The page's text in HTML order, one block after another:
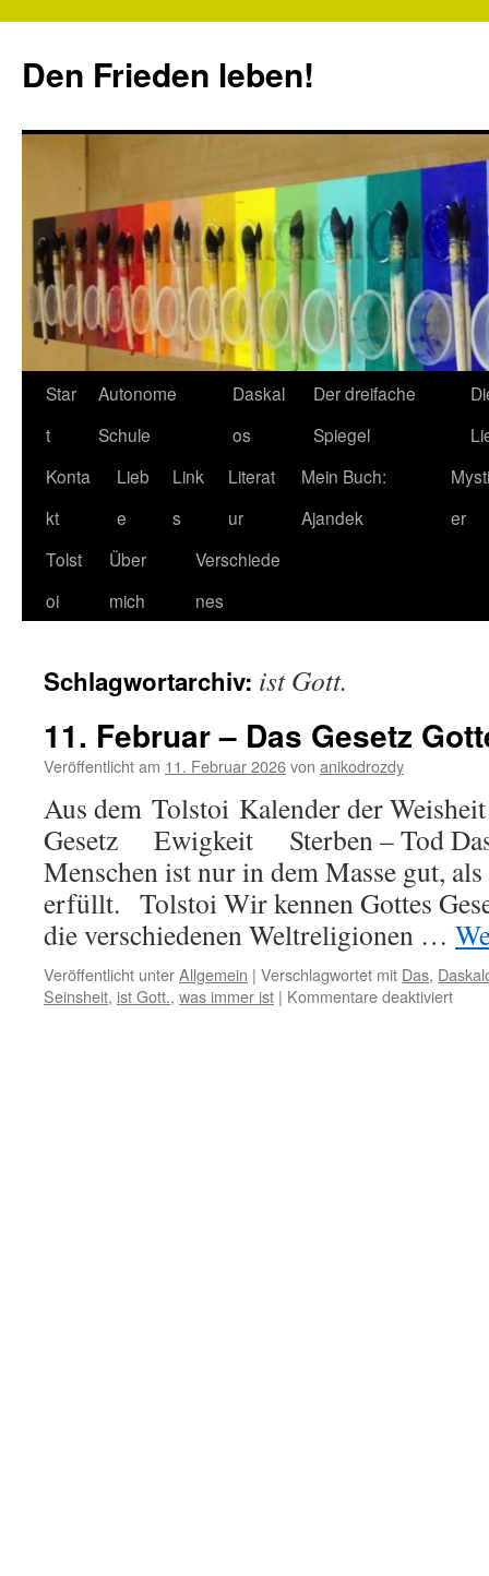
springen
Den Frieden leben!
Star
t
Autonome
Schule
Daskal
os
Der dreifache
Spiegel
Konta
kt
Lieb
e
Link
s
Literat
ur
Mein Buch:
Ajandek
er
Tolst
oi
Über
mich
Verschiede
nes
Schlagwortarchiv: ist Gott.
11. Februar – Das Gesetz
Veröffentlicht am 11. Februar 2026von anikodrozdy
Aus dem Tolstoi Kalender der
Gesetz Ewigkeit Sterben – Tod Das
Menschen ist nur in dem Masse gut,
erfüllt. Tolstoi Wir kennen Gottes
die verschiedenen Weltreligionen …
Veröffentlicht unterAllgemein | Verschlagwortet mit Das,
Seinsheit, ist Gott., was immer ist | Kommentare deaktiviertfür